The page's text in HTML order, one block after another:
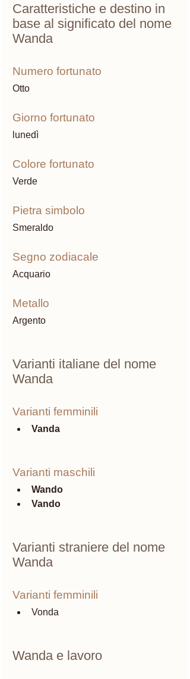
Caratteristiche e destino in
base al significato del nome
Wanda
Numero fortunato
Otto
Giorno fortunato
lunedì
Colore fortunato
Verde
Pietra simbolo
Smeraldo
Segno zodiacale
Acquario
Metallo
Argento
Varianti italiane del nome
Wanda
Varianti femminili
Vanda
Varianti maschili
Wando
Vando
Varianti straniere del nome
Wanda
Varianti femminili
Vonda
Wanda e lavoro